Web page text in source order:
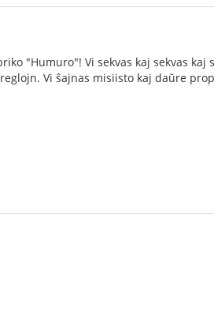
"Humuro"! Vi sekvas kaj sekvas
Vi ŝajnas misiisto kaj daŭre